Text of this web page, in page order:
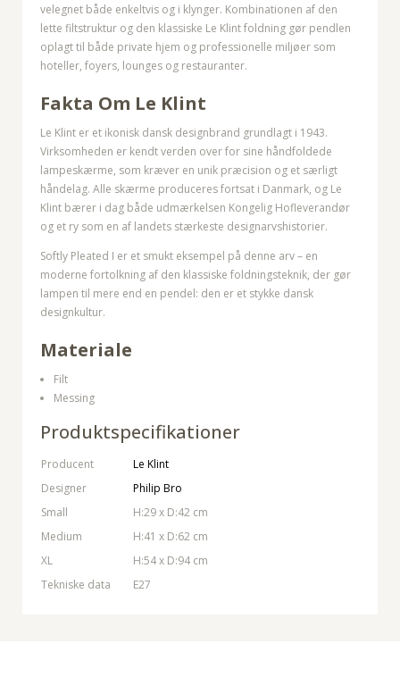
velegnet både enkeltvis og i klynger. Kombinationen af den
lette filtstruktur og den klassiske Le Klint foldning gør pendlen
oplagt til både private hjem og professionelle miljøer som
hoteller, foyers, lounges og restauranter.
Fakta Om Le Klint
Le Klint er et ikonisk dansk designbrand grundlagt i 1943.
Virksomheden er kendt verden over for sine håndfoldede
lampeskærme, som kræver en unik præcision og et særligt
håndelag. Alle skærme produceres fortsat i Danmark, og Le
Klint bærer i dag både udmærkelsen Kongelig Hofleverandør
og et ry som en af landets stærkeste designarvshistorier.
Softly Pleated I er et smukt eksempel på denne arv – en
moderne fortolkning af den klassiske foldningsteknik, der gør
lampen til mere end en pendel: den er et stykke dansk
designkultur.
Materiale
Filt
Messing
Produktspecifikationer
Producent
Le Klint
Designer
Philip Bro
Small
H:29 x D:42 cm
Medium
H:41 x D:62 cm
XL
H:54 x D:94 cm
Tekniske data
E27